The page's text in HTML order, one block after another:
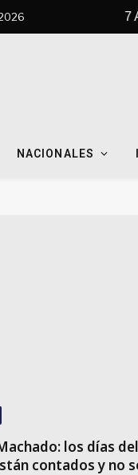
42°C 7 Ago
NACIONALES
los días
contados y no